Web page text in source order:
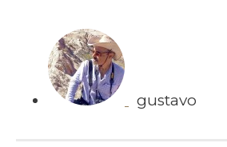
gustavo